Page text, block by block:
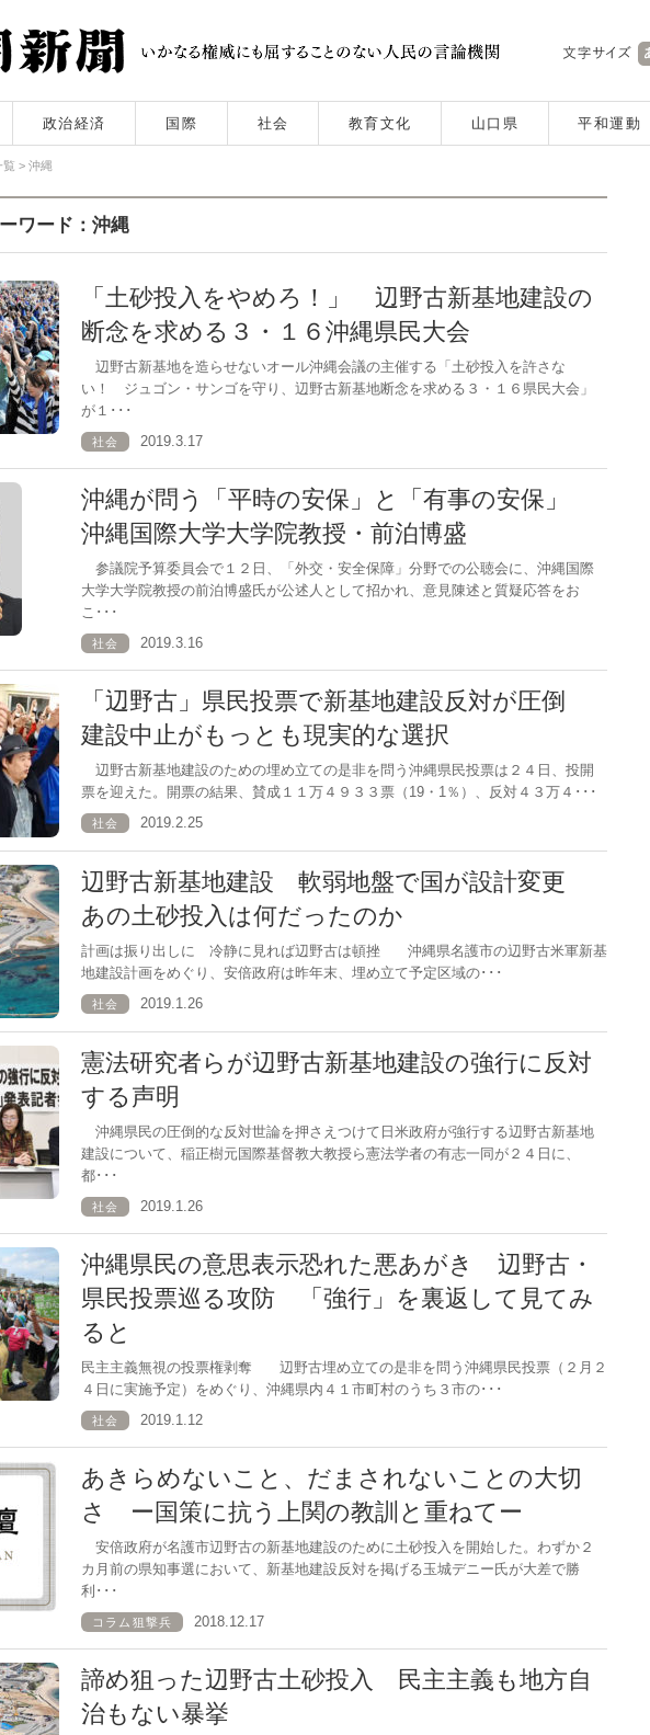
政治経済 国際 社会 教育文化 山口県 平和運動
覧 > 沖縄
ワード：沖縄
「土砂投入をやめろ！」 辺野古新基地建設の
断念を求める３・１６沖縄県民大会
辺野古新基地を造らせないオール沖縄会議の主催する「土砂投入を許さな
い！ ジュゴン・サンゴを守り、辺野古新基地断念を求める３・１６県民大会」
が１･･･
社会 2019.3.17
沖縄が問う「平時の安保」と「有事の安保」
沖縄国際大学大学院教授・前泊博盛
参議院予算委員会で１２日、「外交・安全保障」分野での公聴会に、沖縄国際
大学大学院教授の前泊博盛氏が公述人として招かれ、意見陳述と質疑応答をお
こ･･･
社会 2019.3.16
「辺野古」県民投票で新基地建設反対が圧倒
建設中止がもっとも現実的な選択
辺野古新基地建設のための埋め立ての是非を問う沖縄県民投票は２４日、投開
票を迎えた。開票の結果、賛成１１万４９３３票（19・1％）、反対４３万４･･･
社会 2019.2.25
辺野古新基地建設 軟弱地盤で国が設計変更
あの土砂投入は何だったのか
計画は振り出しに 冷静に見れば辺野古は頓挫 沖縄県名護市の辺野古米軍新基
地建設計画をめぐり、安倍政府は昨年末、埋め立て予定区域の･･･
社会 2019.1.26
憲法研究者らが辺野古新基地建設の強行に反対
する声明
沖縄県民の圧倒的な反対世論を押さえつけて日米政府が強行する辺野古新基地
建設について、稲正樹元国際基督教大教授ら憲法学者の有志一同が２４日に、
都･･･
社会 2019.1.26
沖縄県民の意思表示恐れた悪あがき 辺野古・
県民投票巡る攻防 「強行」を裏返して見てみ
ると
民主主義無視の投票権剥奪 辺野古埋め立ての是非を問う沖縄県民投票（２月２
４日に実施予定）をめぐり、沖縄県内４１市町村のうち３市の･･･
社会 2019.1.12
あきらめないこと、だまされないことの大切
さ ー国策に抗う上関の教訓と重ねてー
安倍政府が名護市辺野古の新基地建設のために土砂投入を開始した。わずか２
カ月前の県知事選において、新基地建設反対を掲げる玉城デニー氏が大差で勝
利･･･
コラム狙撃兵 2018.12.17
諦め狙った辺野古土砂投入 民主主義も地方自
治もない暴挙